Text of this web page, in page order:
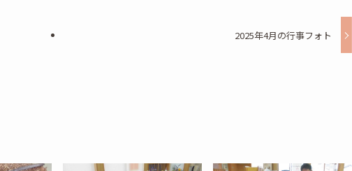
2025年4月の行事フォト